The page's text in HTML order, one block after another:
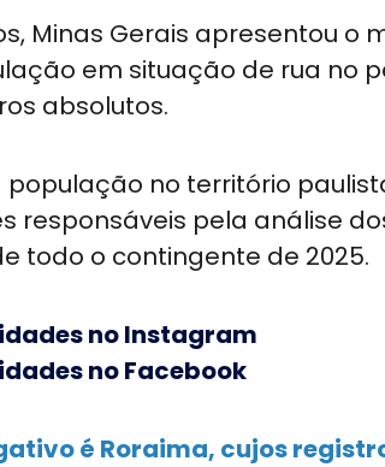
Minas Gerais apresentou
em situação de rua no
absolutos.
população no território
responsáveis pela análise
todo o contingente de 2025.
no Instagram
no Facebook
é Roraima, cujos